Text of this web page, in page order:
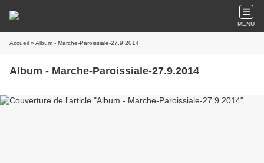
MENU
Accueil » Album - Marche-Paroissiale-27.9.2014
Album - Marche-Paroissiale-27.9.2014